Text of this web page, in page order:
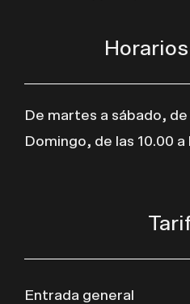
De martes a sábado, de
Domingo, de las 10.00 a
Entrada general